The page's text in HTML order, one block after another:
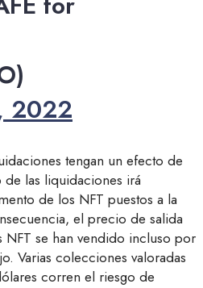
2022
tengan un efecto de
las liquidaciones irá
de los NFT puestos a la
el precio de salida
NFT se han vendido incluso por
Varias colecciones valoradas
corren el riesgo de